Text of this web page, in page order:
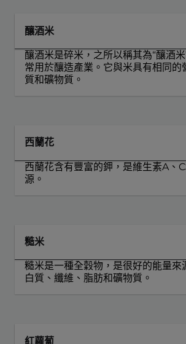
釀酒米
釀酒米是碎米，之所以稱其為“釀酒
常用於釀造產業。它與米具有相同的
質和礦物質。
西蘭花
西蘭花含有豐富的鉀，是維生素A、
源。
糙米
糙米是一種全穀物，是很好的能量來
白質、纖維、脂肪和礦物質。
紅蘿蔔